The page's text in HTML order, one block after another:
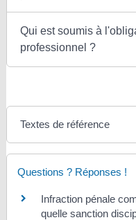
Qui est soumis à
professionnel ?
Textes de référence
Questions ? Réponses !
Infraction pénale
quelle sanction